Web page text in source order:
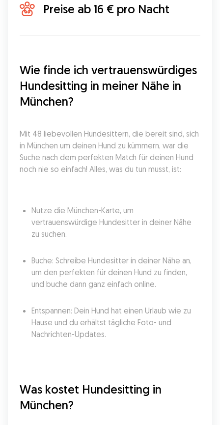
Preise ab 16 € pro Nacht
Wie finde ich vertrauenswürdiges
Hundesitting in meiner Nähe in
München?
Mit 48 liebevollen Hundesittern, die bereit sind, sich
in München um deinen Hund zu kümmern, war die
Suche nach dem perfekten Match für deinen Hund
noch nie so einfach! Alles, was du tun musst, ist:
Nutze die München-Karte, um
vertrauenswürdige Hundesitter in deiner Nähe
zu suchen.
Buche: Schreibe Hundesitter in deiner Nähe an,
um den perfekten für deinen Hund zu finden,
und buche dann ganz einfach online.
Entspannen: Dein Hund hat einen Urlaub wie zu
Hause und du erhältst tägliche Foto- und
Nachrichten-Updates.
Was kostet Hundesitting in
München?